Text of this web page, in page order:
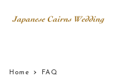
Home FAQ